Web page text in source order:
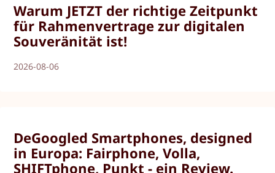
Warum JETZT der richtige Zeitpunkt
für Rahmenvertrage zur digitalen
Souveränität ist!
2026-08-06
DeGoogled Smartphones, designed
in Europa: Fairphone, Volla,
SHIFTphone, Punkt - ein Review.